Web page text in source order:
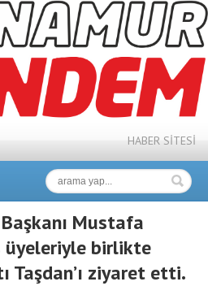
HABER SİTESİ
Mustafa
üyeleriyle birlikte
Taşdan’ı ziyaret etti.